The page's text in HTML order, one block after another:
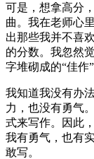
可是，想拿高分
曲。我在老师心
出那些我并不喜
的分数。我忽然
字堆砌成的“佳作
我知道我没有办
力，也没有勇气
式来写作。因此
我有勇气，也有
敢写。